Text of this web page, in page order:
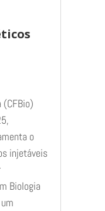
(CFBio)
o
injetáveis
Biologia